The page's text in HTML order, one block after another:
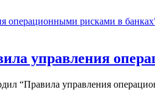
управления
“Правила управления